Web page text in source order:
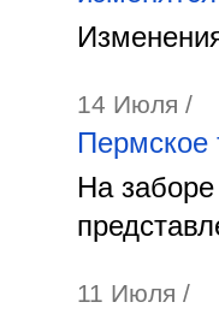
14 Июля /
Пермское
На
11 Июля /